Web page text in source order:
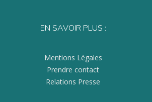
EN SAVOIR PLUS :
Mentions Légales
Prendre contact
Relations Presse